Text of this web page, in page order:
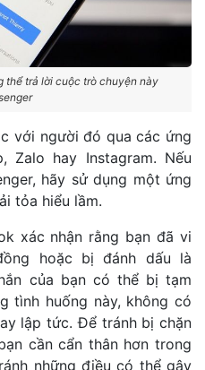
thể trả lời cuộc trò chuyện này
với người đó qua các ứng
Zalo hay Instagram. Nếu
hãy sử dụng một ứng
tỏa hiểu lầm.
xác nhận rằng bạn đã vi
hoặc bị đánh dấu là
của bạn có thể bị tạm
tình huống này, không có
lập tức. Để tránh bị chặn
cần cẩn thân hơn trong
những điều có thể gây